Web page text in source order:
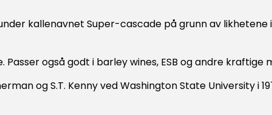
kallenavnet Super-cascade på grunn av
også godt i barley wines, ESB og andre kraftige
og S.T. Kenny ved Washington State University i